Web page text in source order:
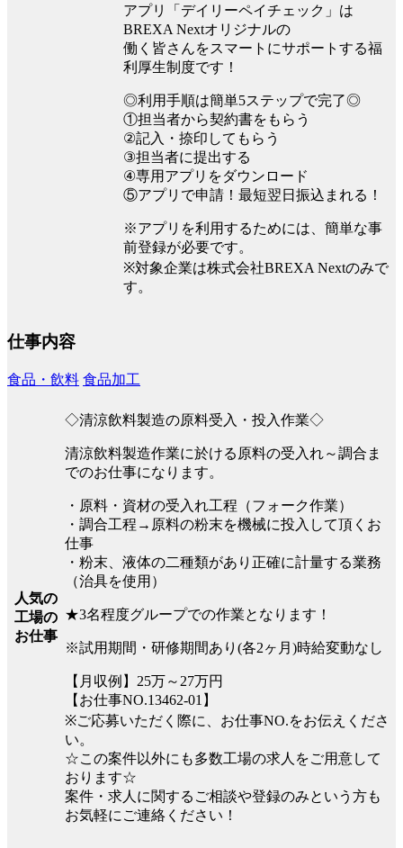
アプリ「デイリーペイチェック」は
BREXA Nextオリジナルの
働く皆さんをスマートにサポートする福
利厚生制度です！
◎利用手順は簡単5ステップで完了◎
①担当者から契約書をもらう
②記入・捺印してもらう
③担当者に提出する
④専用アプリをダウンロード
⑤アプリで申請！最短翌日振込まれる！
※アプリを利用するためには、簡単な事
前登録が必要です。
※対象企業は株式会社BREXA Nextのみで
す。
仕事内容
食品・飲料 食品加工
人気の
工場の
お仕事
◇清涼飲料製造の原料受入・投入作業◇
清涼飲料製造作業に於ける原料の受入れ～調合ま
でのお仕事になります。
・原料・資材の受入れ工程（フォーク作業）
・調合工程→原料の粉末を機械に投入して頂くお
仕事
・粉末、液体の二種類があり正確に計量する業務
（治具を使用）
★3名程度グループでの作業となります！
※試用期間・研修期間あり(各2ヶ月)時給変動なし
【月収例】25万～27万円
【お仕事NO.13462-01】
※ご応募いただく際に、お仕事NO.をお伝えくださ
い。
☆この案件以外にも多数工場の求人をご用意して
おります☆
案件・求人に関するご相談や登録のみという方も
お気軽にご連絡ください！